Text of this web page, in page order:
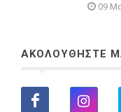
09
ΑΚΟΛΟΥΘΗΣΤΕ